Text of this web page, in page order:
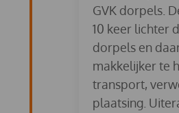
GVK dorpels.
10 keer lichter
dorpels en
makkelijker te
transport,
plaatsing.